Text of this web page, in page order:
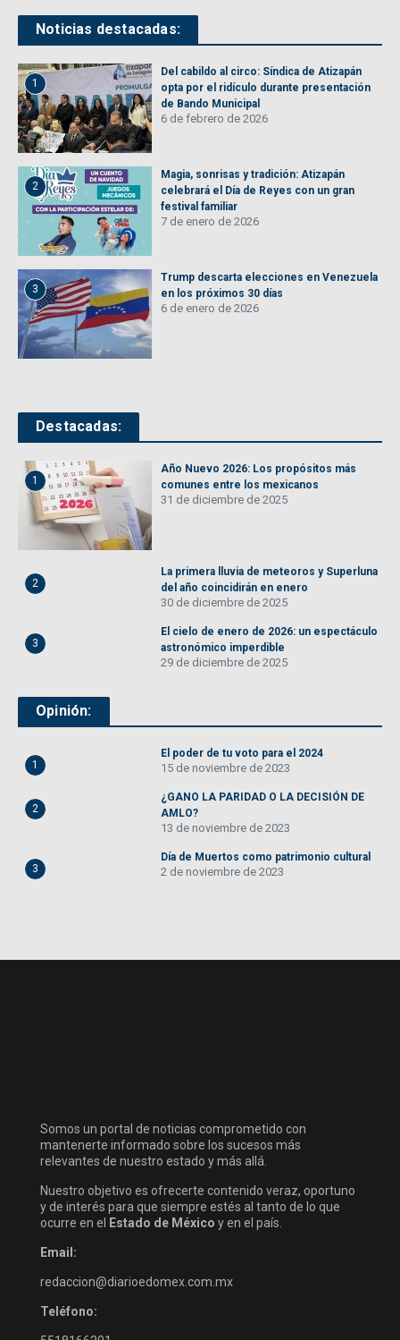
Noticias destacadas:
1
Del cabildo al circo: Síndica de Atizapán
opta por el ridículo durante presentación
de Bando Municipal
6 de febrero de 2026
2
Magia, sonrisas y tradición: Atizapán
celebrará el Día de Reyes con un gran
festival familiar
7 de enero de 2026
3
Trump descarta elecciones en Venezuela
en los próximos 30 días
6 de enero de 2026
Destacadas:
1
Año Nuevo 2026: Los propósitos más
comunes entre los mexicanos
31 de diciembre de 2025
2
La primera lluvia de meteoros y Superluna
del año coincidirán en enero
30 de diciembre de 2025
3
El cielo de enero de 2026: un espectáculo
astronómico imperdible
29 de diciembre de 2025
Opinión:
1
El poder de tu voto para el 2024
15 de noviembre de 2023
2
¿GANO LA PARIDAD O LA DECISIÓN DE
AMLO?
13 de noviembre de 2023
3
Día de Muertos como patrimonio cultural
2 de noviembre de 2023
Somos un portal de noticias comprometido con
mantenerte informado sobre los sucesos más
relevantes de nuestro estado y más allá.
Nuestro objetivo es ofrecerte contenido veraz, oportuno
y de interés para que siempre estés al tanto de lo que
ocurre en el
Estado de México y en el país.
Email:
redaccion@diarioedomex.com.mx
Teléfono: